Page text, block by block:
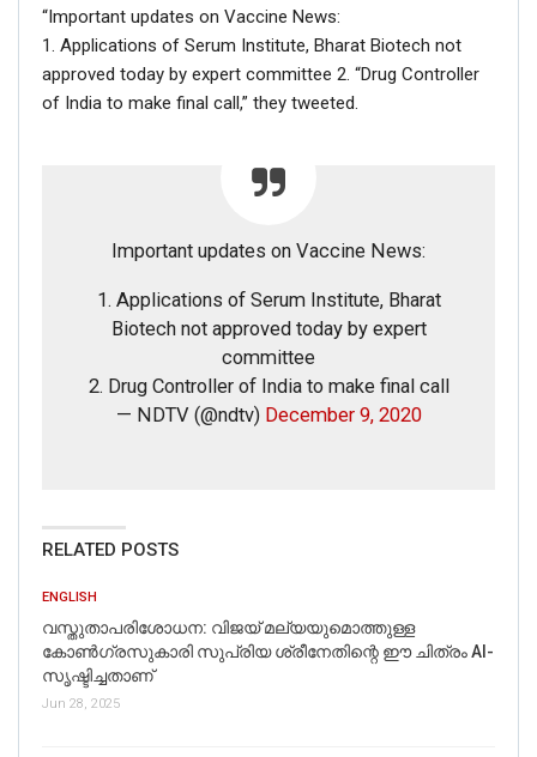
“Important updates on Vaccine News:
1. Applications of Serum Institute, Bharat Biotech not
approved today by expert committee 2. “Drug Controller
of India to make final call,” they tweeted.
Important updates on Vaccine News:
1. Applications of Serum Institute, Bharat
Biotech not approved today by expert
committee
2. Drug Controller of India to make final call
— NDTV (@ndtv) December 9, 2020
RELATED POSTS
ENGLISH
വസ്തുതാപരിശോധന: വിജയ് മല്യയുമൊത്തുള്ള
കോൺഗ്രസുകാരി സുപ്രിയ ശ്രീനേതിന്റെ ഈ ചിത്രം AI-
സൃഷ്ടിച്ചതാണ്
Jun 28, 2025